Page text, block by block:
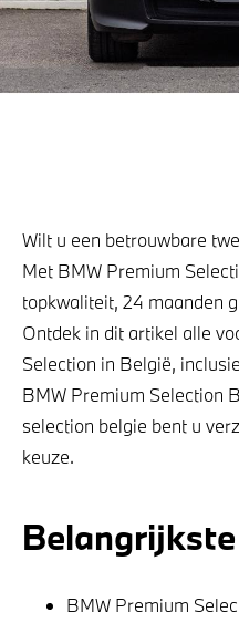
Wilt u een betrouwbare
Met BMW Premium
topkwaliteit, 24 maanden
Ontdek in dit artikel alle
Selection in België,
BMW Premium Selection
selection belgie bent u
keuze.
BMW Premium